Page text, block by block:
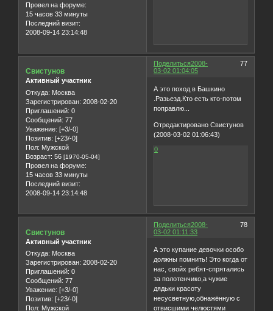
Провел на форуме:
15 часов 33 минуты
Последний визит:
2008-09-14 23:14:48
Поделиться 77
2008-
03-02 01:04:05
Свистунов
Активный участник
Откуда: Москва
Зарегистрирован: 2008-02-20
Приглашений: 0
Сообщений: 77
Уважение: [+3/-0]
Позитив: [+23/-0]
Пол: Мужской
Возраст: 56 [1970-05-04]
Провел на форуме:
15 часов 33 минуты
Последний визит:
2008-09-14 23:14:48
А это поход в Башкино
.Разьезд.Кто есть кто-потом
поправлю...
Отредактировано Свистунов
(2008-03-02 01:06:43)
0
Поделиться 78
2008-
03-02 01:11:33
Свистунов
Активный участник
Откуда: Москва
Зарегистрирован: 2008-02-20
Приглашений: 0
Сообщений: 77
Уважение: [+3/-0]
Позитив: [+23/-0]
Пол: Мужской
А это купание девочки особо
должны помнить! Это когда от
нас, свойх ребят-спрятались
за полотенчико,а чужие
дядьки красоту
несусветную,обнажённую с
отвисшими челюстями